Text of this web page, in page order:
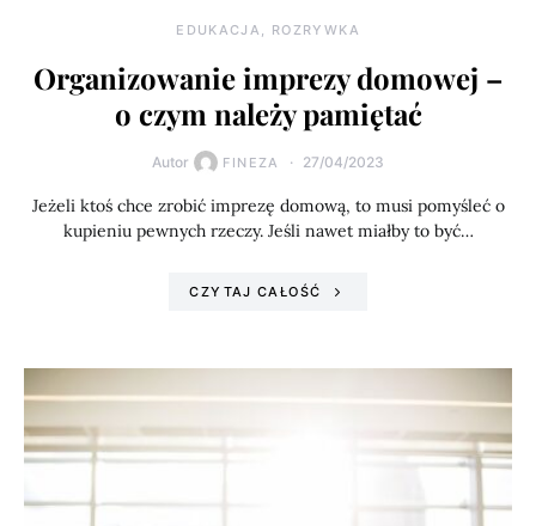
EDUKACJA, ROZRYWKA
Organizowanie imprezy domowej –
o czym należy pamiętać
Autor FINEZA 27/04/2023
Jeżeli ktoś chce zrobić imprezę domową, to musi pomyśleć o
kupieniu pewnych rzeczy. Jeśli nawet miałby to być…
CZYTAJ CAŁOŚĆ